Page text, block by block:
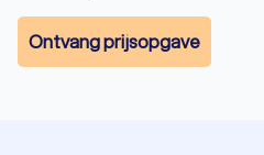
Ontvang prijsopgave